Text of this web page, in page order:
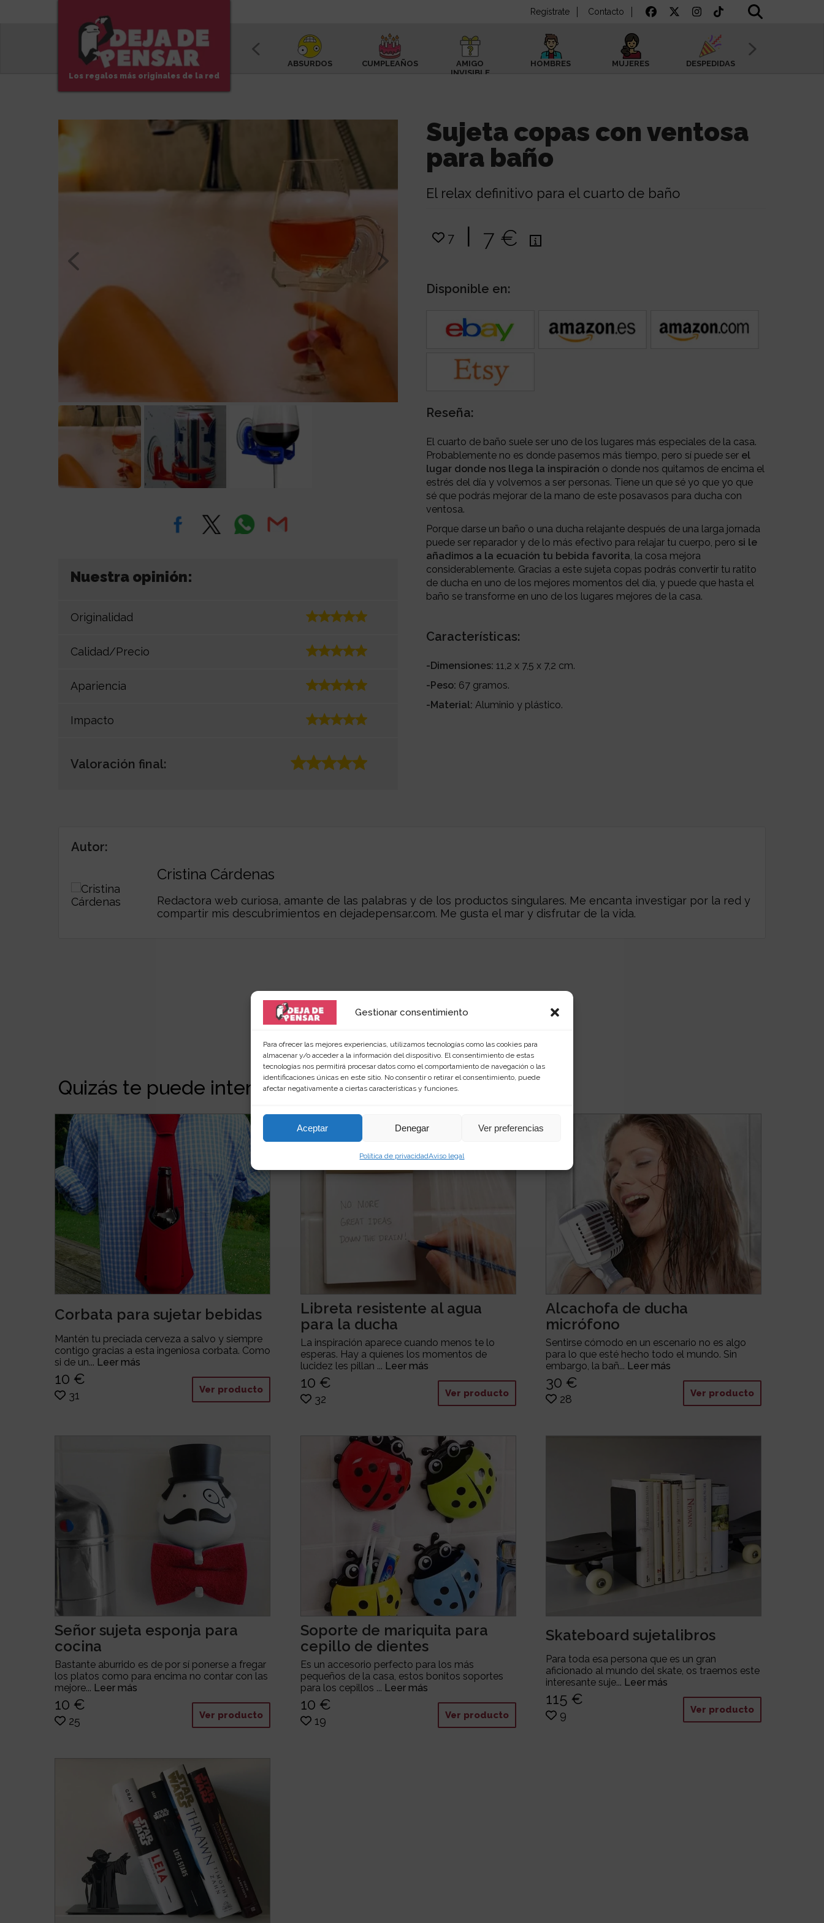
Gestionar consentimiento
Para ofrecer las mejores experiencias, utilizamos tecnologías como las cookies para
almacenar y/o acceder a la información del dispositivo. El consentimiento de estas
tecnologías nos permitirá procesar datos como el comportamiento de navegación o las
identificaciones únicas en este sitio. No consentir o retirar el consentimiento, puede
afectar negativamente a ciertas características y funciones.
Aceptar Denegar Ver preferencias
Política de privacidadAviso legal
Los regalos más originales de la red
Regístrate Contacto
ABSURDOS CUMPLEAÑOS
AMIGO
INVISIBLE
HOMBRES MUJERES DESPEDIDAS
Nuestra opinión:
Originalidad
Calidad/Precio
Apariencia
Impacto
Valoración final:
Sujeta copas con ventosa
para baño
El relax definitivo para el cuarto de baño
7 | 7 €
Disponible en:
Reseña:
El cuarto de baño suele ser uno de los lugares más especiales de la casa.
Probablemente no es donde pasemos más tiempo, pero sí puede ser el
lugar donde nos llega la inspiración o donde nos quitamos de encima el
estrés del día y volvemos a ser personas. Tiene un que sé yo que yo que
sé que podrás mejorar de la mano de este posavasos para ducha con
ventosa.
Porque darse un baño o una ducha relajante después de una larga jornada
puede ser reparador y de lo más efectivo para relajar tu cuerpo, pero si le
añadimos a la ecuación tu bebida favorita , la cosa mejora
considerablemente. Gracias a este sujeta copas podrás convertir tu ratito
de ducha en uno de los mejores momentos del día, y puede que hasta el
baño se transforme en uno de los lugares mejores de la casa.
Características:
-Dimensiones:11,2 x 7,5 x 7,2 cm.
-Peso: 67 gramos.
-Material: Aluminio y plástico.
Autor:
Cristina Cárdenas
Redactora web curiosa, amante de las palabras y de los productos singulares. Me encanta investigar por la red y
compartir mis descubrimientos en dejadepensar.com. Me gusta el mar y disfrutar de la vida.
Quizás te puede interesar...
Corbata para sujetar bebidas
Mantén tu preciada cerveza a salvo y siempre
contigo gracias a esta ingeniosa corbata. Como
si de un... Leer más
10 €
31 Ver producto
Libreta resistente al agua
para la ducha
La inspiración aparece cuando menos te lo
esperas. Hay a quienes los momentos de
lucidez les pillan ... Leer más
10 €
32 Ver producto
Alcachofa de ducha
micrófono
Sentirse cómodo en un escenario no es algo
para lo que esté hecho todo el mundo. Sin
embargo, la bañ... Leer más
30 €
28 Ver producto
Señor sujeta esponja para
cocina
Bastante aburrido es de por sí ponerse a fregar
los platos como para encima no contar con las
mejore... Leer más
10 €
25 Ver producto
Soporte de mariquita para
cepillo de dientes
Es un accesorio perfecto para los más
pequeños de la casa, estos bonitos soportes
para los cepillos ... Leer más
10 €
19 Ver producto
Skateboard sujetalibros
Para toda esa persona que es un gran
aficionado al mundo del skate, os traemos este
interesante suje... Leer más
115 €
9 Ver producto